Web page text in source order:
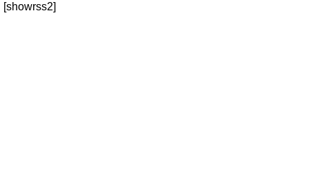
[showrss2]